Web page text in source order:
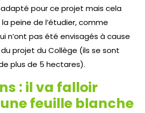
pour ce projet mais cela
peine de l’étudier, comme
n’ont pas été envisagés à cause
projet du Collège (ils se sont
plus de 5 hectares).
: il va falloir
feuille blanche